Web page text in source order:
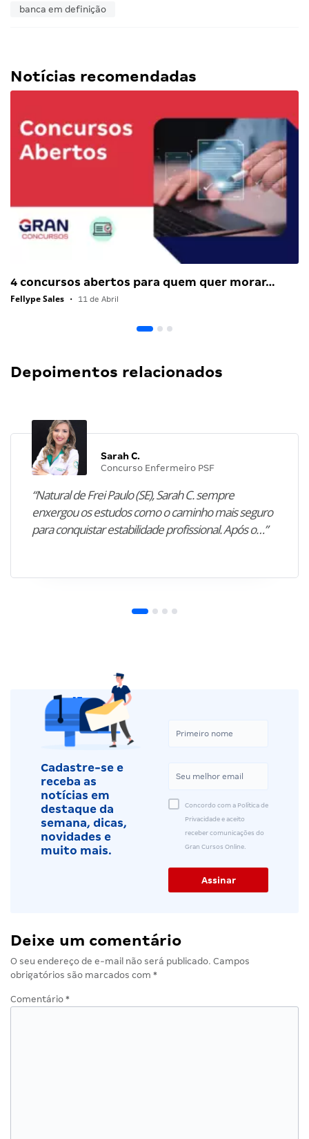
banca em definição
Notícias recomendadas
4 concursos abertos para quem quer morar…
Fellype Sales • 11 de Abril
Depoimentos relacionados
Sarah C.
Concurso Enfermeiro PSF
“Natural de Frei Paulo (SE), Sarah C. sempre
enxergou os estudos como o caminho mais seguro
para conquistar estabilidade profissional. Após o…”
Cadastre-se e
receba as
notícias em
destaque da
semana, dicas,
novidades e
muito mais.
Concordo com a Política de
Privacidade e aceito
receber comunicações do
Gran Cursos Online.
Deixe um comentário
O seu endereço de e-mail não será publicado. Campos
obrigatórios são marcados com *
Comentário *